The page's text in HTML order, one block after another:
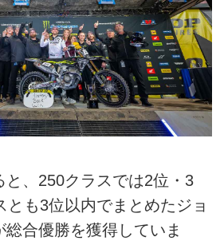
と、250クラスでは2位・3
とも3位以内でまとめたジョ
合優勝を獲得していま